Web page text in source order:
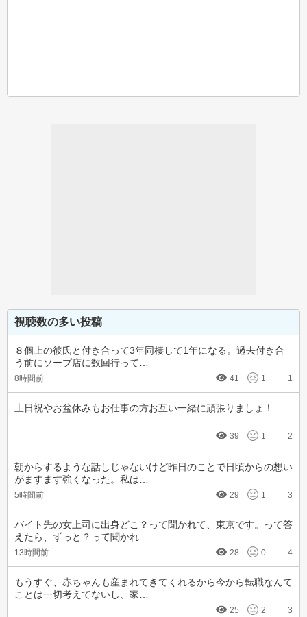
視聴数の多い投稿
８個上の彼氏と付き合って3年同棲して1年になる。過去付き合
う前にソープ店に数回行って…
8時間前 41 1 1
土日祝やお盆休みもお仕事の方お互い一緒に頑張りましょ！
39 1 2
朝からするような話しじゃないけど昨日のことで日頃からの想い
がますます強くなった。私は…
5時間前 29 1 3
バイト先の女上司に出身どこ？って聞かれて、東京です。って答
えたら、ずっと？って聞かれ…
13時間前 28 0 4
もうすぐ、赤ちゃんも産まれてきてくれるから今から転職なんて
ことは一切考えてないし、家…
25 2 3